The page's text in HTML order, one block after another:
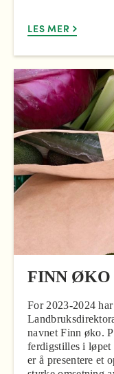
LES MER
FINN ØKO
For 2023-2024
navnet Finn øko.
ferdigstilles i løpet
er å presentere et